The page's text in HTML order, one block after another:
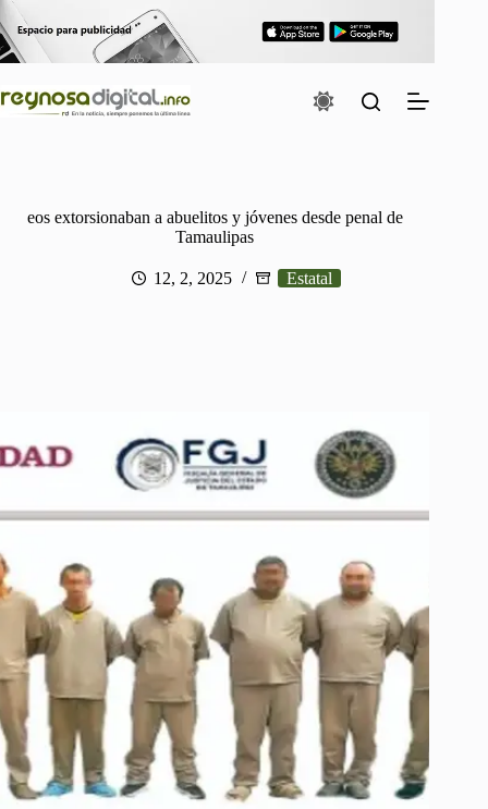
Saltar
al
contenido
eos extorsionaban a abuelitos y jóvenes desde penal de
Tamaulipas
12, 2, 2025 Estatal